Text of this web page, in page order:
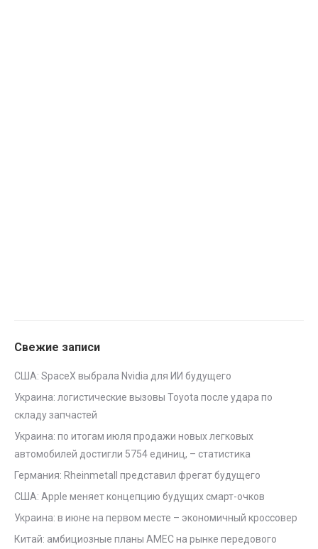
Свежие записи
США: SpaceX выбрала Nvidia для ИИ будущего
Украина: логистические вызовы Toyota после удара по
складу запчастей
Украина: по итогам июля продажи новых легковых
автомобилей достигли 5754 единиц, – статистика
Германия: Rheinmetall представил фрегат будущего
США: Apple меняет концепцию будущих смарт-очков
Украина: в июне на первом месте – экономичный кроссовер
Китай: амбициозные планы AMEC на рынке передового